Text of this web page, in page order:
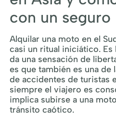
con un seguro
Alquilar una moto en el
casi un ritual iniciático.
da una sensación de
es que también es una de
de accidentes de turistas
siempre el viajero es
implica subirse a una
tránsito caótico.